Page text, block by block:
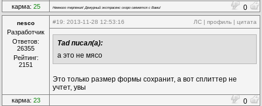
  {
   Left=35
   Top=105
   Width=553
   Height=377
   SavePosName=
  }
Add(Memo,7149315,378,133)
   Width=310
   Height=350
   Align=1
карма: 25 Немного терпения! Дежурный экстрасенс скоро свяжется с Вами! 0
nesco
Разработчик
Ответов:
26355
Рейтинг:
2151
#19: 2013-11-28 12:53:16 ЛС | профиль | цитата
Tad писал(а):
а это не мясо
Это только размер формы сохранит, а вот сплиттер не
учтет, увы
карма: 23 0